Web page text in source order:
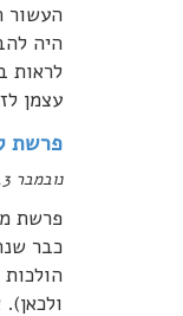
העשור
היה
לראות
עצמן
פרשת קצב
נובמבר 3, 2007
כבר